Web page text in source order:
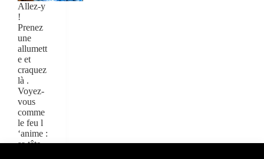
Allez-y
!
Prenez
une
allumett
e et
craquez
là .
Voyez-
vous
comme
le feu l
‘anime :
sa tête